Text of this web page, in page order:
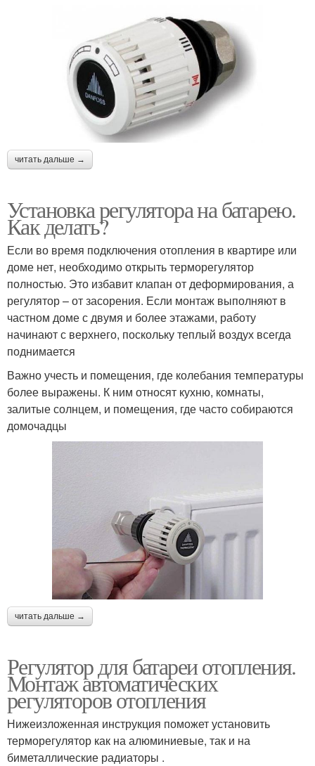
читать дальше →
Установка регулятора на батарею.
Как делать?
Если во время подключения отопления в квартире или
доме нет, необходимо открыть терморегулятор
полностью. Это избавит клапан от деформирования, а
регулятор – от засорения. Если монтаж выполняют в
частном доме с двумя и более этажами, работу
начинают с верхнего, поскольку теплый воздух всегда
поднимается
Важно учесть и помещения, где колебания температуры
более выражены. К ним относят кухню, комнаты,
залитые солнцем, и помещения, где часто собираются
домочадцы
читать дальше →
Регулятор для батареи отопления.
Монтаж автоматических
регуляторов отопления
Нижеизложенная инструкция поможет установить
терморегулятор как на алюминиевые, так и на
биметаллические радиаторы .